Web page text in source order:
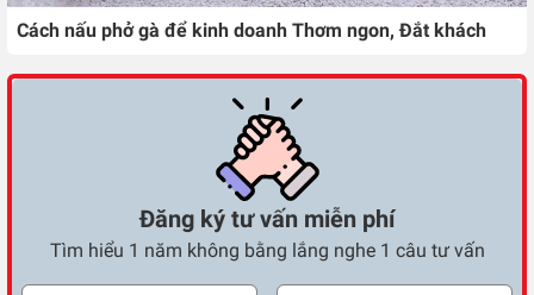
Cách nấu phở gà để kinh doanh Thơm ngon, Đắt khách
Đăng ký tư vấn miễn phí
Tìm hiểu 1 năm không bằng lắng nghe 1 câu tư vấn